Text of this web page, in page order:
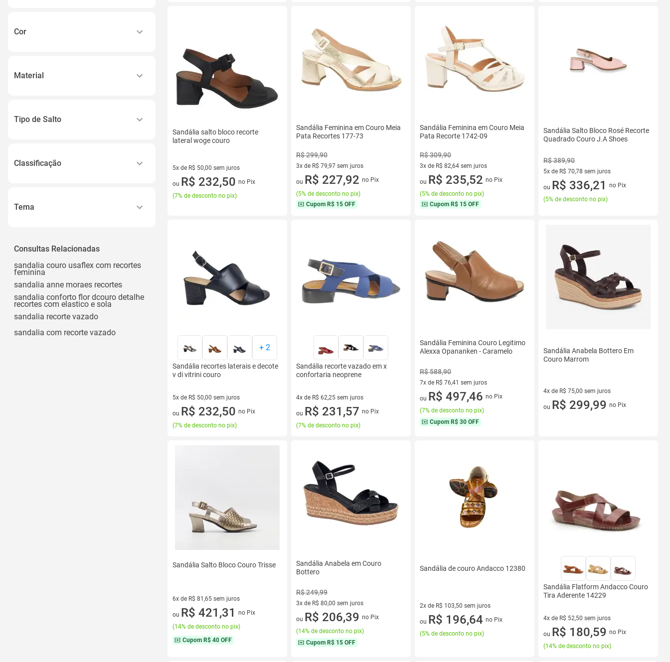
Cor
Dourado
Material
Couro Genuíno
Tipo de Salto
Bloco
Classificação
Tema
Conforto Casual
Floral
Miss Western
Recortes
Ver todos
Consultas Relacionadas
sandalia couro usaflex com recortes
feminina
sandalia anne moraes recortes
sandalia conforto flor dcouro detalhe
recortes com elastico e sola
sandalia recorte vazado
sandalia com recorte vazado
Sandália salto bloco recorte
lateral woge couro
5x de R$ 50,00 sem juros
5 vez de R$ 50,00 sem juros
ou R$ 232,50 no Pix
(7% de desconto no pix)
Sandália Feminina em Couro Meia
Pata Recortes 177-73
R$ 299,90
3x de R$ 79,97 sem juros
3 vez de R$ 79,97 sem juros
ou R$ 227,92 no Pix
(5% de desconto no pix)
Cupom R$ 15 OFF
Sandália Feminina em Couro Meia
Pata Recorte 1742-09
R$ 309,90
3x de R$ 82,64 sem juros
3 vez de R$ 82,64 sem juros
ou R$ 235,52 no Pix
(5% de desconto no pix)
Cupom R$ 15 OFF
Sandália Salto Bloco Rosé Recorte
Quadrado Couro J.A Shoes
R$ 389,90
5x de R$ 70,78 sem juros
5 vez de R$ 70,78 sem juros
ou R$ 336,21
no Pix
(5% de desconto no pix)
+ 2
Sandália recortes laterais e decote
v di vitrini couro
5x de R$ 50,00 sem juros
5 vez de R$ 50,00 sem juros
ou R$ 232,50 no Pix
(7% de desconto no pix)
Sandália recorte vazado em x
confortaria neoprene
4x de R$ 62,25 sem juros
4 vez de R$ 62,25 sem juros
ou R$ 231,57 no Pix
(7% de desconto no pix)
Sandália Feminina Couro Legitimo
Alexxa Opananken - Caramelo
R$ 588,90
7x de R$ 76,41 sem juros
7 vez de R$ 76,41 sem juros
ou R$ 497,46 no Pix
(7% de desconto no pix)
Cupom R$ 30 OFF
Sandália Anabela Bottero Em
Couro Marrom
4x de R$ 75,00 sem juros
4 vez de R$ 75,00 sem juros
ou R$ 299,99 no Pix
Sandália Salto Bloco Couro Trisse
6x de R$ 81,65 sem juros
6 vez de R$ 81,65 sem juros
ou R$ 421,31
no Pix
(14% de desconto no pix)
Cupom R$ 40 OFF
Sandália Anabela em Couro
Bottero
R$ 249,99
3x de R$ 80,00 sem juros
3 vez de R$ 80,00 sem juros
ou R$ 206,39 no Pix
(14% de desconto no pix)
Cupom R$ 15 OFF
Sandália de couro Andacco 12380
2x de R$ 103,50 sem juros
2 vez de R$ 103,50 sem juros
ou R$ 196,64 no Pix
(5% de desconto no pix)
Sandália Flatform Andacco Couro
Tira Aderente 14229
4x de R$ 52,50 sem juros
4 vez de R$ 52,50 sem juros
ou R$ 180,59 no Pix
(14% de desconto no pix)